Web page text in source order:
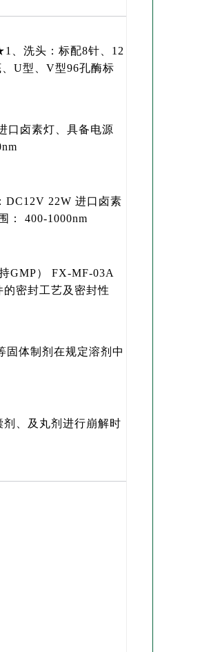
、洗头：标配8针、12
U型、V型96孔酶标
口卤素灯、具备电源
DC12V 22W 进口卤素
： 400-1000nm
GMP） FX-MF-03A
密封工艺及密封性
固体制剂在规定溶剂中
、及丸剂进行崩解时